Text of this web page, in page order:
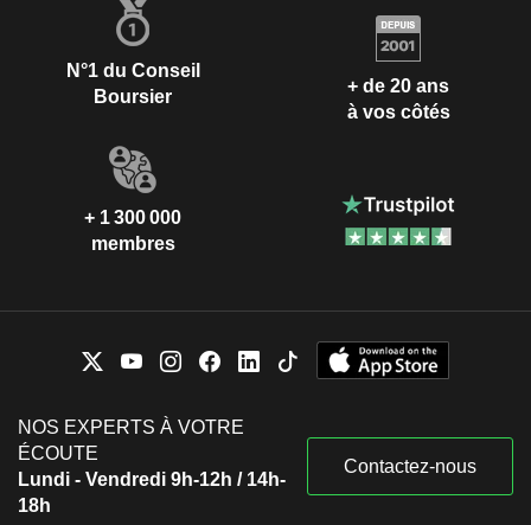
N°1 du Conseil
Boursier
+ de 20 ans
à vos côtés
+ 1 300 000
membres
NOS EXPERTS À VOTRE
ÉCOUTE
Lundi - Vendredi 9h-12h / 14h-
18h
Contactez-nous